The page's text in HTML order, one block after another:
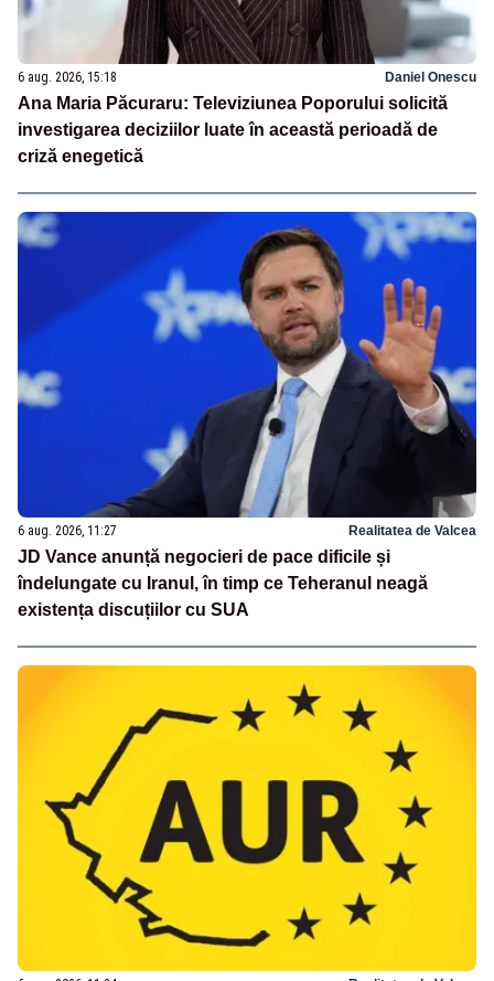
6 aug. 2026, 15:18 Daniel Onescu
Ana Maria Păcuraru: Televiziunea Poporului solicită
investigarea deciziilor luate în această perioadă de
criză enegetică
6 aug. 2026, 11:27 Realitatea de Valcea
JD Vance anunță negocieri de pace dificile și
îndelungate cu Iranul, în timp ce Teheranul neagă
existența discuțiilor cu SUA